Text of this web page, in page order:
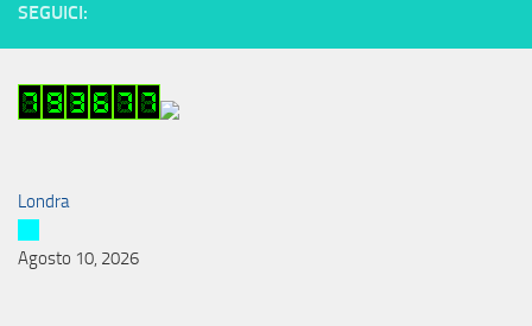
SEGUICI:
Londra
Agosto 10, 2026